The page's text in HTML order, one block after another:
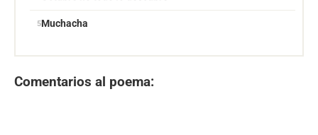
Muchacha
Comentarios al poema: